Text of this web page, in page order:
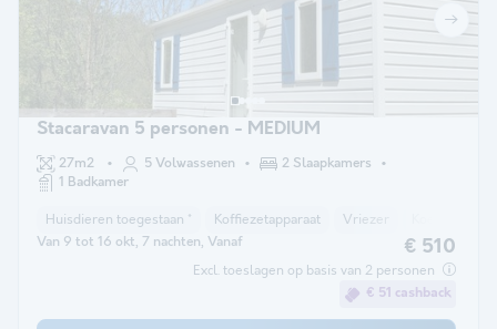
Stacaravan 5 personen - MEDIUM
27m2 5 Volwassenen
2 Slaapkamers
1 Badkamer
Huisdieren toegestaan * Koffiezetapparaat Vriezer
Van 9 tot 16 okt, 7 nachten, Vanaf € 510
Excl. toeslagen op basis van 2 personen
€ 51 cashback